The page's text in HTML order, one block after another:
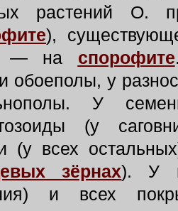
растений О.
),
— на спорофите
обоеполы, у
У
(у
(у всех
зёрнах). У
и всех